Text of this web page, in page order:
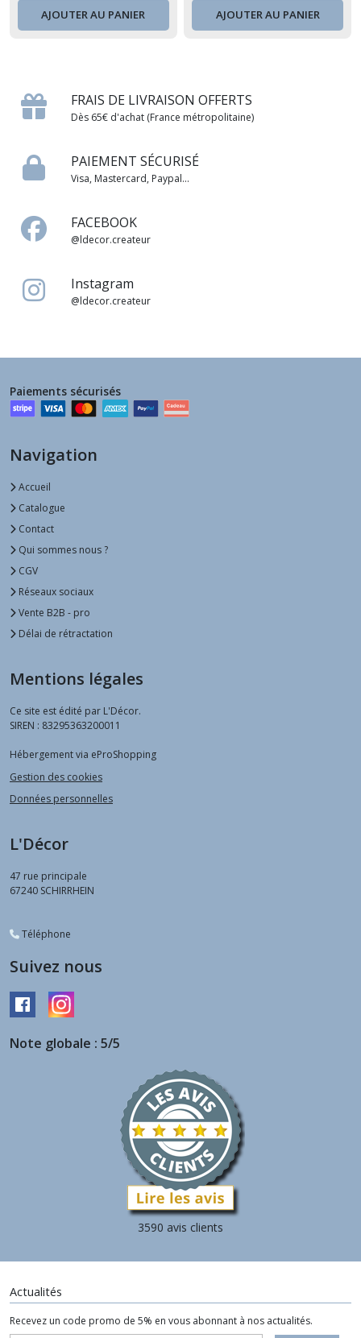
AJOUTER AU PANIER AJOUTER AU PANIER
FRAIS DE LIVRAISON OFFERTS
Dès 65€ d'achat (France métropolitaine)
PAIEMENT SÉCURISÉ
Visa, Mastercard, Paypal...
FACEBOOK
@ldecor.createur
Instagram
@ldecor.createur
Paiements sécurisés
Navigation
Accueil
Catalogue
Contact
Qui sommes nous ?
CGV
Réseaux sociaux
Vente B2B - pro
Délai de rétractation
Mentions légales
Ce site est édité par L'Décor.
SIREN : 83295363200011
Hébergement via eProShopping
Gestion des cookies
Données personnelles
L'Décor
47 rue principale
67240 SCHIRRHEIN
Téléphone
Suivez nous
Note globale : 5/5
3590 avis clients
Actualités
Recevez un code promo de 5% en vous abonnant à nos actualités.